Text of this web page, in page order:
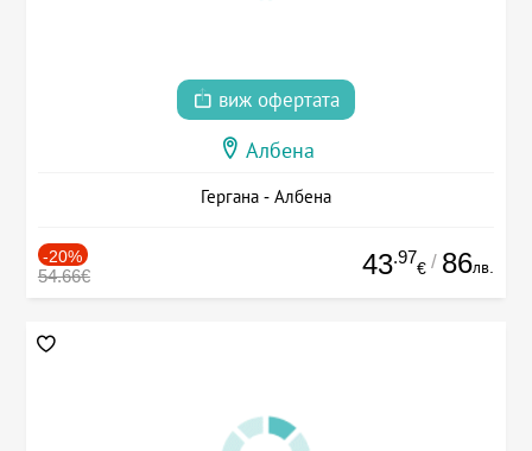
виж офертата
Албена
Гергана - Албена
-20%
54.66€ 43.97
€ / 86лв.